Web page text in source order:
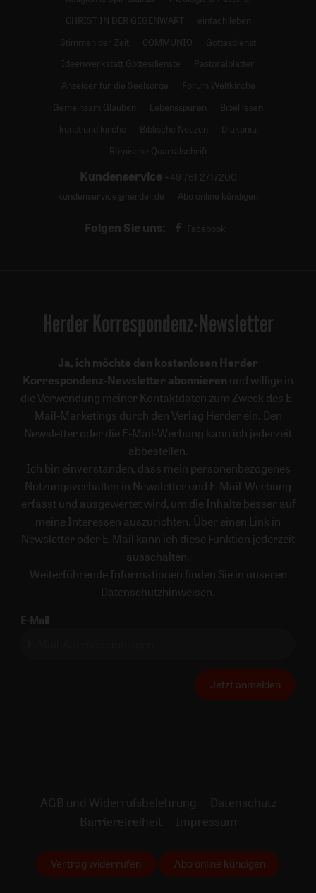
CHRIST IN DER GEGENWART
einfach leben
Stimmen der Zeit
COMMUNIO
Gottesdienst
Ideenwerkstatt Gottesdienste
Pastoralblätter
Anzeiger für die Seelsorge
Forum Weltkirche
Gemeinsam Glauben
Lebensspuren
Bibel lesen
kunst und kirche
Biblische Notizen
Diakonia
Römische Quartalschrift
Kundenservice +49 761 2717200
kundenservice@herder.de
Abo online kündigen
Folgen Sie uns: Facebook
Herder Korrespondenz-Newsletter
Ja, ich möchte den kostenlosen Herder
Korrespondenz-Newsletter abonnieren und willige in
die Verwendung meiner Kontaktdaten zum Zweck des E-
Mail-Marketings durch den Verlag Herder ein. Den
Newsletter oder die E-Mail-Werbung kann ich jederzeit
abbestellen.
Ich bin einverstanden, dass mein personenbezogenes
Nutzungsverhalten in Newsletter und E-Mail-Werbung
erfasst und ausgewertet wird, um die Inhalte besser auf
meine Interessen auszurichten. Über einen Link in
Newsletter oder E-Mail kann ich diese Funktion jederzeit
ausschalten.
Weiterführende Informationen finden Sie in unseren
Datenschutzhinweisen .
E-Mail
Jetzt anmelden
AGB und Widerrufsbelehrung
Datenschutz
Barrierefreiheit
Impressum
Vertrag widerrufen Abo online kündigen